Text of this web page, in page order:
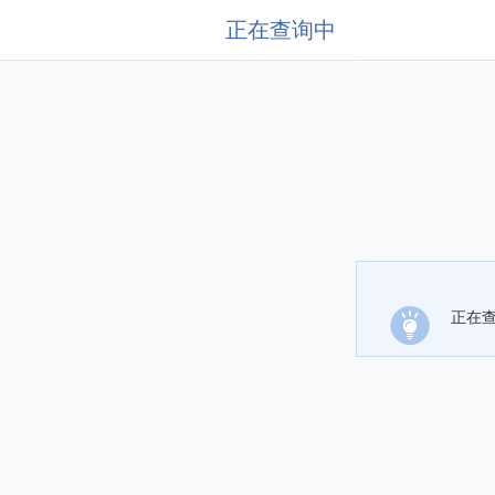
正在查询中
正在